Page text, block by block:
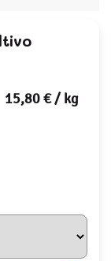
15,80 €/ kg